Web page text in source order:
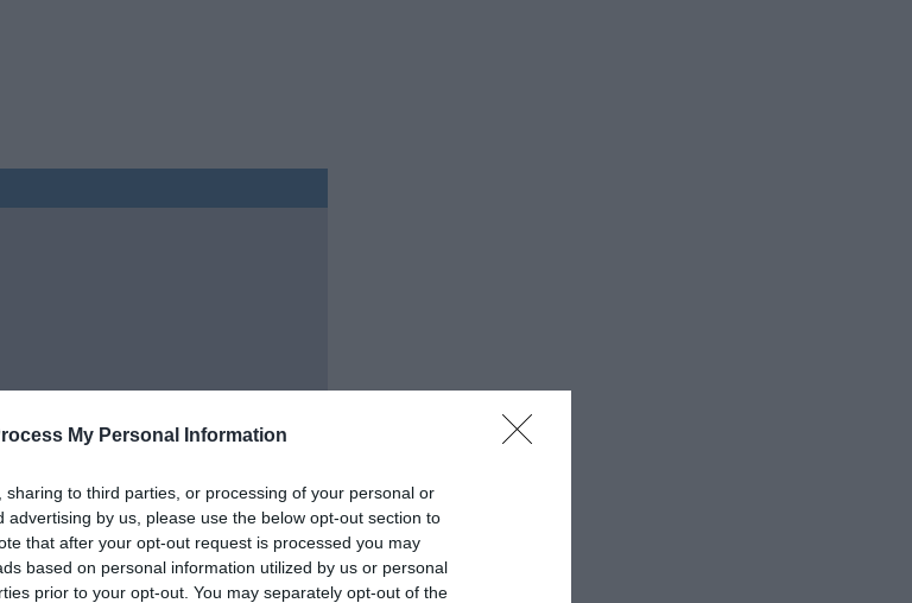
My Personal Information
to third parties, or processing of your personal or
advertising by us, please use the below opt-out section to
that after your opt-out request is processed you may
based on personal information utilized by us or personal
prior to your opt-out. You may separately opt-out of the